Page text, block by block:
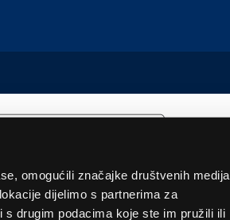
omogućili značajke društvenih medija
dijelimo s partnerima za
s drugim podacima koje ste im pružili ili
Technical Store Chain